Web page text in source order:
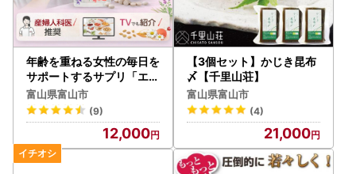
年齢を重ねる女性の毎日を
サポートするサプリ「エク
オールワン」30日分
富山県富山市
(9)
12,000
【3個セット】かじき昆布
〆【千里山荘】
富山県富山市
(4)
21,000